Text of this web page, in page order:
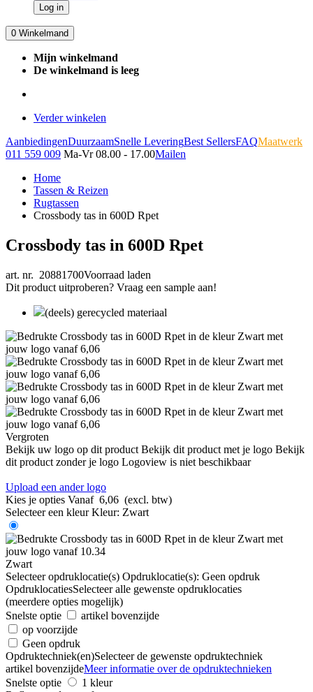
Log in
0 Winkelmand
Mijn winkelmand
De winkelmand is leeg
Verder winkelen
AanbiedingenDuurzaamSnelle LeveringBest SellersFAQMaatwerk
011 559 009 Ma-Vr 08.00 - 17.00Mailen
Home
Tassen & Reizen
Rugtassen
Crossbody tas in 600D Rpet
Crossbody tas in 600D Rpet
art. nr. 20881700Voorraad laden
Dit product uitproberen? Vraag een sample aan!
(deels) gerecycled materiaal
Vergroten
Bekijk uw logo op dit product Bekijk dit product met je logo Bekijk
dit product zonder je logo Logoview is niet beschikbaar
Upload een ander logo
Kies je opties Vanaf 6,06 (excl. btw)
Selecteer een kleur Kleur: Zwart
Zwart
Selecteer opdruklocatie(s) Opdruklocatie(s): Geen opdruk
OpdruklocatiesSelecteer alle gewenste opdruklocaties
(meerdere opties mogelijk)
Snelste optie
artikel bovenzijde
op voorzijde
Geen opdruk
Opdruktechniek(en)Selecteer de gewenste opdruktechniek
artikel bovenzijdeMeer informatie over de opdruktechnieken
Snelste optie
1 kleur